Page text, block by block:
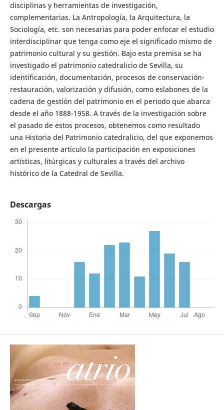
disciplinas y herramientas de investigación,
complementarias. La Antropología, la Arquitectura, la
Sociología, etc. son necesarias para poder enfocar el estudio
interdisciplinar que tenga como eje el significado mismo de
patrimonio cultural y su gestión. Bajo esta premisa se ha
investigado el patrimonio catedralicio de Sevilla, su
identificación, documentación, procesos de conservación-
restauración, valorización y difusión, como eslabones de la
cadena de gestión del patrimonio en el periodo que abarca
desde el año 1888-1958. A través de la investigación sobre
el pasado de estos procesos, obtenemos como resultado
una Historia del Patrimonio catedralicio, del que exponemos
en el presente artículo la participación en exposiciones
artísticas, litúrgicas y culturales a través del archivo
histórico de la Catedral de Sevilla.
Descargas